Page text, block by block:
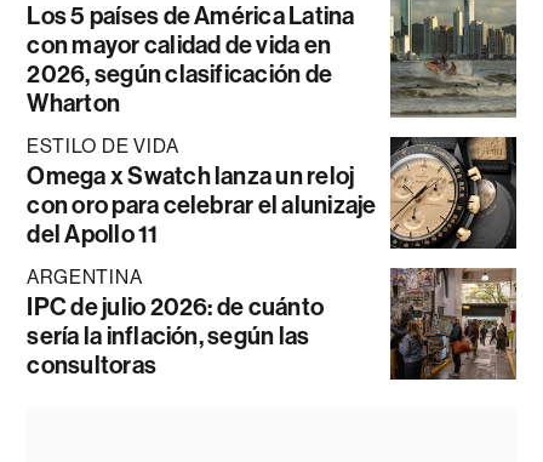
Los 5 países de América Latina
con mayor calidad de vida en
2026, según clasificación de
Wharton
ESTILO DE VIDA
Omega x Swatch lanza un reloj
con oro para celebrar el alunizaje
del Apollo 11
ARGENTINA
IPC de julio 2026: de cuánto
sería la inflación, según las
consultoras